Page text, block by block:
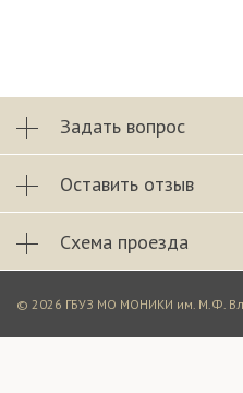
Задать вопрос
Оставить отзыв
Схема проезда
© 2026 ГБУЗ МО МОНИКИ им. М.Ф.